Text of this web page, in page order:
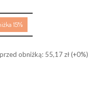
15%
obniżką: 55,17 zł(+0%)